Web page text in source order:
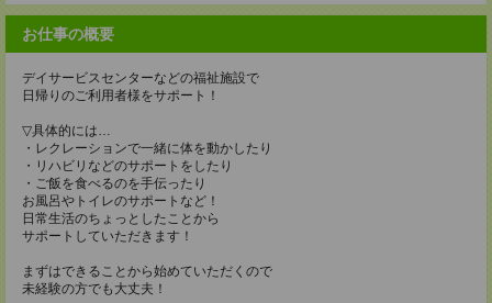
お仕事の概要
デイサービスセンターなどの福祉施設で
日帰りのご利用者様をサポート！
▽具体的には…
・レクレーションで一緒に体を動かしたり
・リハビリなどのサポートをしたり
・ご飯を食べるのを手伝ったり
お風呂やトイレのサポートなど！
日常生活のちょっとしたことから
サポートしていただきます！
まずはできることから始めていただくので
未経験の方でも大丈夫！